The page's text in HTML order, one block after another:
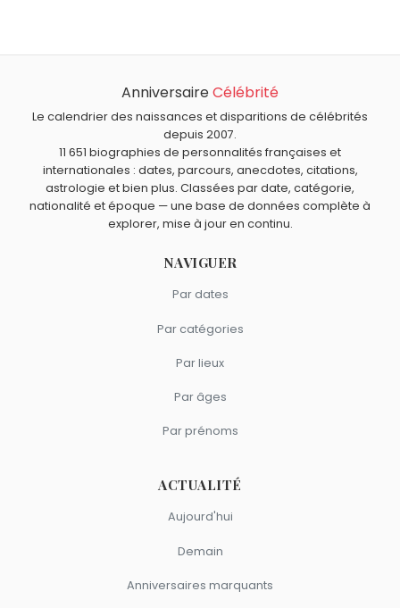
Quels animateurs français sont du signe Poissons
Cali Morales,Julie Andrieu,Faustine Bollaert
Olivier Minnesont du signe Poissons.
AnniversaireCélébrité
Le calendrier des naissances et disparitions de célébrités
depuis 2007.
11 651 biographies de personnalités françaises et
internationales : dates, parcours, anecdotes, citations,
astrologie et bien plus. Classées par date, catégorie,
nationalité et époque — une base de données complète à
explorer, mise à jour en continu.
NAVIGUER
Par dates
Par catégories
Par lieux
Par âges
Par prénoms
ACTUALITÉ
Aujourd'hui
Demain
Anniversaires marquants